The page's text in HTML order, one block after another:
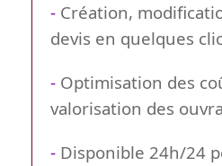
- Création,
devis en quelques
- Optimisation des
valorisation des
- Disponible 24h/24